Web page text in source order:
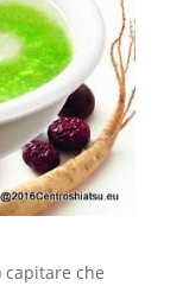
capitare che